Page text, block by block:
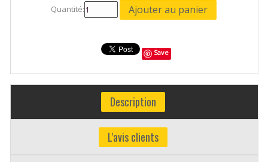
Quantité:
Save
Description
L'avis clients